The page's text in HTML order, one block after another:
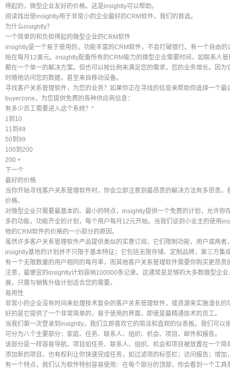
得起的，微型企业友好的价格。这是insightly可以帮助。
阅读找出使insightly用于非常小的企业最好的CRM软件，我们的首选。
为什么insightly？
一个简单的和负担得起的微型企业的CRM软件
insightly是一个易于使用的，功能丰富的CRM软件，不会打破银行。有一个自由
始在每月12美元。insightly配备所有的CRM能力的微型企业需要时间，如联系人
都在一个单一的解决方案。但也可以按比例来满足您的需求，您的业务增长。因
时随地访问您的数据，甚至来自移动设备。
寻找客户关系管理软件，为您的业务？如果你正在寻找的信息来帮助你选择一个
buyerzone，为您提供免费的各种供应商信息：
有多少员工需要进入这个系统？*
1到10
11到49
50到99
100到200
200 +
下一个
最好的价格
当你开始寻找客户关系管理软件时，你会立即注意到最昂贵的解决方法有多昂贵
价格。
对微型企业只需要最基本的、最小的特点，insightly提供一个免费的计划，允许你
多的功能，功能齐全的计划，每个用户每月12元开始。当我们谈到小业主的使用
他的CRM软件的价格的一小部分的原因。
虽然许多客户关系管理软件产品提供类似的实惠订阅，它们限制功能，用户或两
insightly基地的计划并不只限于基本特征；它包括无限存储、定制品牌，第三方集
有一个无限数量的用户相同的每月率，而其他客户关系管理软件需要你购买更昂
注意，最便宜的insightly计划容纳100000条记录。这通常是足够的大多数微型企
展，只需与销售升级计划适合您的需要。
易用性
非常小的企业没有时间来处理技术复杂的客户关系管理软件，或资源来实施漫长
好的是它提供了一个非常简单的，易于使用的界面，即使是最精通技术的员工。
当我们第一次登录到insightly，我们立即喜欢它的简洁和直观的仪表板。我们可以
可分为八个主要部分：家庭、任务、联系人、组织、机会、项目、邮件和报告。
该部分是一样容易导航。项目如任务、联系人、组织、机会和项目被放置在一个
添加新的项目。也有权利让你快速完成任务，如过滤项的标签栏；访问报告；增加
有一个特点，我们认为软件特别容易使用：在每个部分的顶部，你会看到一个工